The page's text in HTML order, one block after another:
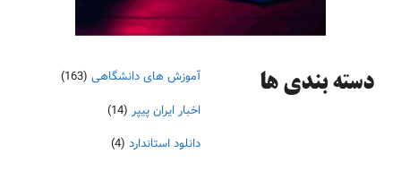
دسته‌ بندی ها آموزش های دانشگاهی (163)
اخبار ایران پیپر (14)
دانلود استاندارد (4)